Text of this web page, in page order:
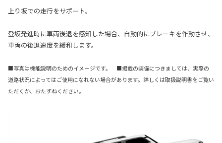
上り坂での走行をサポート。
登坂発進時に車両後退を感知した場合、自動的にブレーキを作動させ、
車両の後退速度を緩和します。
■写真は機能説明のためのイメージです。 ■掲載の装備につきましては、実際の
道路状況によってはご使用になれない場合があります。詳しくは取扱説明書をご覧い
ただくか、おたずねください。